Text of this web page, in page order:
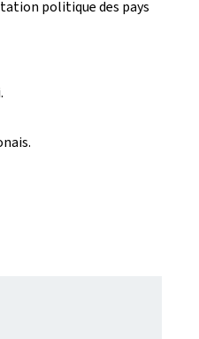
politique des pays